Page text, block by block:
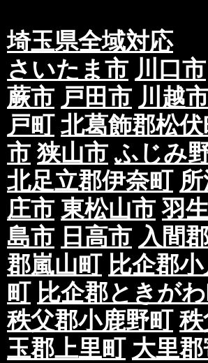
埼玉県全域対応
さいたま市 川口市
蕨市 戸田市 川越
戸町 北葛飾郡松
市 狭山市 ふじみ
北足立郡伊奈町
庄市 東松山市 羽
島市 日高市 入間
郡嵐山町 比企郡
町 比企郡ときが
秩父郡小鹿野町
玉郡上里町 大里